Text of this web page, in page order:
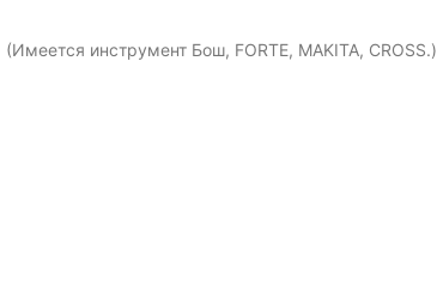
(Имеется инструмент Бош, FORTE, MAKITA, CROSS.)